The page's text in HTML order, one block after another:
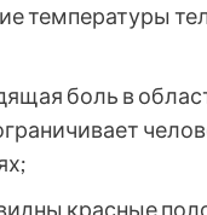
температуры
боль в
красные